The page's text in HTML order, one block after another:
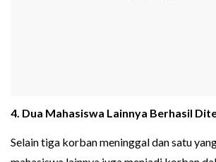
4. Dua Mahasiswa Lainnya Berhasil
Selain tiga korban meninggal dan satu